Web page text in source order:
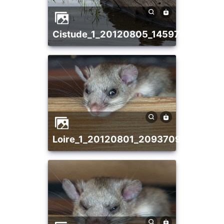
cistude_1_20120805_1459783685
loire_1_20120801_2093709204